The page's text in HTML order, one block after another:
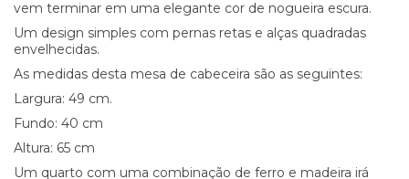
vem terminar em uma elegante cor de nogueira escura.
Um design simples com pernas retas e alças quadradas
envelhecidas.
As medidas desta mesa de cabeceira são as seguintes:
Largura: 49 cm.
Fundo: 40 cm
Altura: 65 cm
Um quarto com uma combinação de ferro e madeira irá